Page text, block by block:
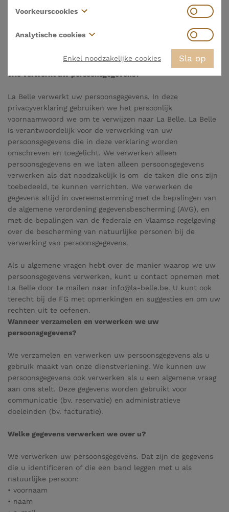
Bel 162, 2440 Geel
Wie verwerkt uw persoonsgegevens?
La Belle verwerkt uw persoonsgegevens. In deze
privacyverklaring gebruiken we het persoonlijk
voornaamwoord we om te verwijzen naar La Belle. La Belle
is verantwoordelijk voor de verwerking van uw
persoonsgegevens die in deze verklaring worden
omschreven en toegelicht. We verwerken alleen
persoonsgegevens en we laten alleen persoonsgegevens
verwerken als dat noodzakelijk is om de taken die ons zijn
toebedeeld, te kunnen verrichten. We verwerken de
gegevens altijd in overeenstemming met de bepalingen van
de algemene verordening gegevensbescherming (AVG), en
met de bepalingen van de federale en Vlaamse regelgeving
over de bescherming van natuurlijke personen bij de
verwerking van persoonsgegevens.
Als u algemene vragen hebt over de manier waarop we uw
persoonsgegevens verwerken, kunt u contact opnemen met
La Belle door te mailen naar info@la-belle.be. U kunt ook
terecht bij de FG met opmerkingen en suggesties en om uw
rechten uit te oefenen.
Wanneer verzamelen en verwerken we uw
persoonsgegevens?
We verzamelen en verwerken uw persoonsgegevens als u
gebruik maakt van onze dienstverlening. We kunnen uw
persoonsgegevens ook verwerken als u een algemene vraag
aan ons stelt. Deze gegevens worden gebruikt voor
communicatie (bv. reservatie) en administratieve
doeleinden (bv. facturatie).
Welke gegevens verwerken we over u?
We verwerken uw persoonsgegevens. Dat zijn de gegevens
die u identificeren of die een band leggen met u als
natuurlijke persoon:
• voornaam
• naam
Deze cookies zijn noodzakelijk voor het functioneren
van de website en kunnen niet worden uitgeschakeld
in onze systemen. Ze worden meestal alleen ingesteld
als reactie op acties die door jou worden ondernomen
het instellen van je privacyvoorkeuren, inloggen of het
invullen van formulieren. Je kan je browser zo instellen
gewaarschuwd, maar sommige delen van de site zullen
dan niet werken. Deze cookies slaan geen persoonlijk
identificeerbare informatie op.
Voorkeurscookies
Deze cookies, ook wel "functionaliteitscookies"
genoemd, stellen een website in staat om keuzes te
onthouden die je in het verleden hebt gemaakt, zoals
welke taal je verkiest, voor welke regio je
weerberichten wilt, of wat je gebruikersnaam en
Analytische cookies
Deze cookies, ook wel "prestatiecookies" genoemd,
gebruikt, zoals welke pagina's je hebt bezocht en op
kan worden gebruikt om je te identificeren. Het is
allemaal geaggregeerd en dus geanonimiseerd. Hun
enige doel is om de functies van de website te
verbeteren. Dit geldt ook voor cookies van externe
analysediensten, zolang de cookies uitsluitend worden
gebruikt door de eigenaar van de bezochte website.
Enkel noodzakelijke cookies Sla op